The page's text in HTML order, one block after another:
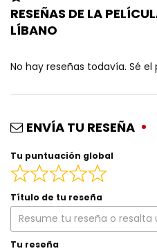
RESEÑAS DE LA
LÍBANO
No hay reseñas todavía. Sé
ENVÍA TU RESEÑA
Tu puntuación global
Título de tu reseña
Tu reseña